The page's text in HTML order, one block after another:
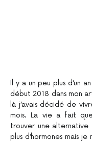
Il y a un peu plus d’un
début 2018 dans mon
là j’avais décidé de
mois. La vie a fait
trouver une alternative
plus d’hormones mais